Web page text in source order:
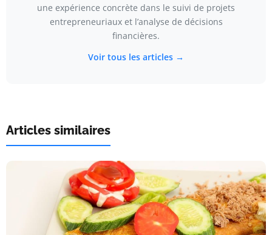
une expérience concrète dans le suivi de projets
entrepreneuriaux et l’analyse de décisions
financières.
Voir tous les articles →
Articles similaires